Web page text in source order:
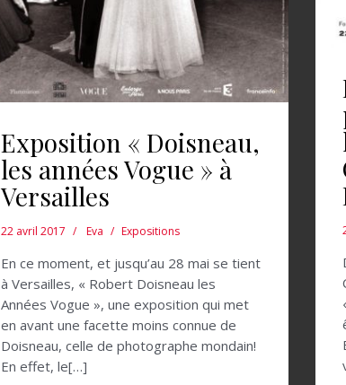
Exposition « Doisneau,
les années Vogue » à
Versailles
22 avril 2017 Eva Expositions
En ce moment, et jusqu’au 28 mai se tient
à Versailles, « Robert Doisneau les
Années Vogue », une exposition qui met
en avant une facette moins connue de
Doisneau, celle de photographe mondain!
En effet, le[…]